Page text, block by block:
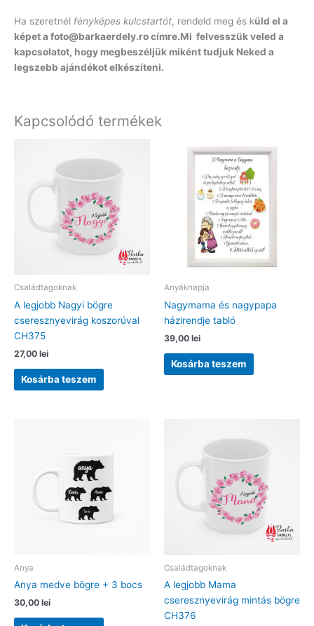
Ha szeretnél fényképes kulcstartót, rendeld meg és küld el a
képet a foto@barkaerdely.ro címre.Mi felvesszük veled a
kapcsolatot, hogy megbeszéljük miként tudjuk Neked a
legszebb ajándékot elkészíteni.
Kapcsolódó termékek
Családtagoknak
A legjobb Nagyi bögre
cseresznyevirág koszorúval
CH375
27,00 lei
Kosárba teszem
Anyáknapja
Nagymama és nagypapa
házirendje tabló
39,00 lei
Kosárba teszem
Anya
Anya medve bögre + 3 bocs
30,00 lei
Családtagoknak
A legjobb Mama
cseresznyevirág mintás bögre
CH376